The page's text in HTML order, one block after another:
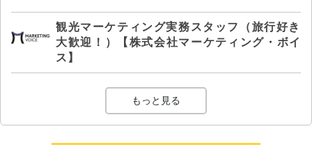
観光マーケティング実務スタッフ（旅行好き
大歓迎！）【株式会社マーケティング・ボイ
ス】
もっと見る